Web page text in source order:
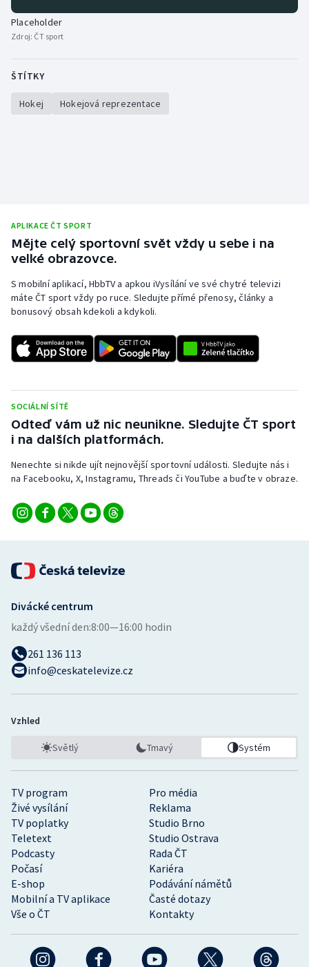
Placeholder
Zdroj: ČT sport
ŠTÍTKY
Hokej Hokejová reprezentace
APLIKACE ČT SPORT
Mějte celý sportovní svět vždy u sebe i na
velké obrazovce.
S mobilní aplikací, HbbTV a apkou iVysílání ve své chytré televizi
máte ČT sport vždy po ruce. Sledujte přímé přenosy, články a
bonusový obsah kdekoli a kdykoli.
SOCIÁLNÍ SÍTĚ
Odteď vám už nic neunikne. Sledujte ČT sport
i na dalších platformách.
Nenechte si nikde ujít nejnovější sportovní události. Sledujte nás i
na Facebooku, X, Instagramu, Threads či YouTube a buďte v obraze.
TV program
Pro média
Živé vysílání
Reklama
TV poplatky
Studio Brno
Teletext
Studio Ostrava
Podcasty
Rada ČT
Počasí
Kariéra
E-shop
Podávání námětů
Mobilní a TV aplikace
Časté dotazy
Vše o ČT
Kontakty
Divácké centrum
každý všední den:8:00—16:00 hodin
261 136 113
info@ceskatelevize.cz
Vzhled
Světlý Tmavý Systém